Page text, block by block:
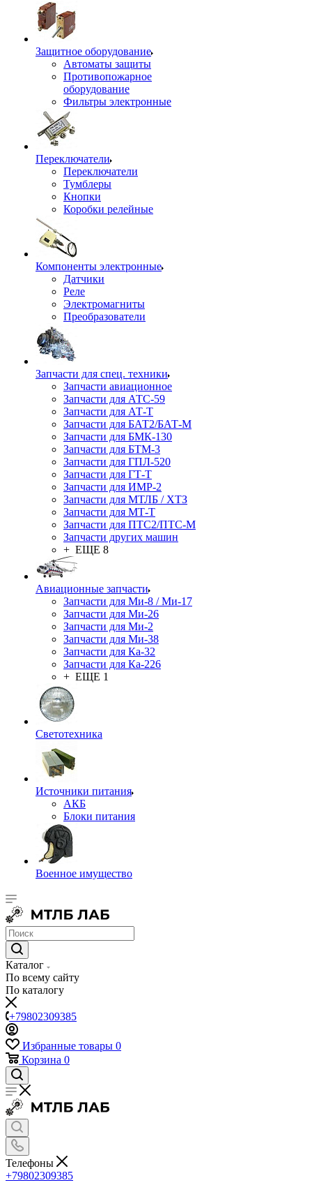
Защитное оборудование
Автоматы защиты
Противопожарное
оборудование
Фильтры электронные
Переключатели
Переключатели
Тумблеры
Кнопки
Коробки релейные
Компоненты электронные
Датчики
Реле
Электромагниты
Преобразователи
Запчасти для спец. техники
Запчасти авиационное
Запчасти для АТС-59
Запчасти для АТ-Т
Запчасти для БАТ2/БАТ-М
Запчасти для БМК-130
Запчасти для БТМ-3
Запчасти для ГПЛ-520
Запчасти для ГТ-Т
Запчасти для ИМР-2
Запчасти для МТЛБ / ХТЗ
Запчасти для МТ-Т
Запчасти для ПТС2/ПТС-М
Запчасти других машин
+ ЕЩЕ 8
Авиационные запчасти
Запчасти для Ми-8 / Ми-17
Запчасти для Ми-26
Запчасти для Ми-2
Запчасти для Ми-38
Запчасти для Ка-32
Запчасти для Ка-226
+ ЕЩЕ 1
Светотехника
Источники питания
АКБ
Блоки питания
Военное имущество
Каталог
По всему сайту
По каталогу
+79802309385
Избранные товары 0
Корзина 0
Телефоны
+79802309385